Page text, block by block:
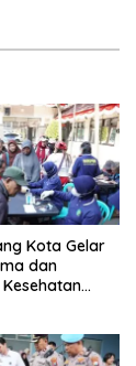
Kota Gelar
dan